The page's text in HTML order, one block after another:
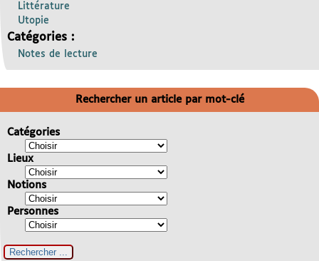
Littérature
Utopie
Catégories :
Notes de lecture
Rechercher un article par mot-clé
Catégories
Lieux
Notions
Personnes